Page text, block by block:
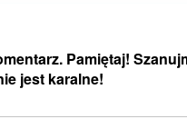
Pamiętaj!
jest karalne!